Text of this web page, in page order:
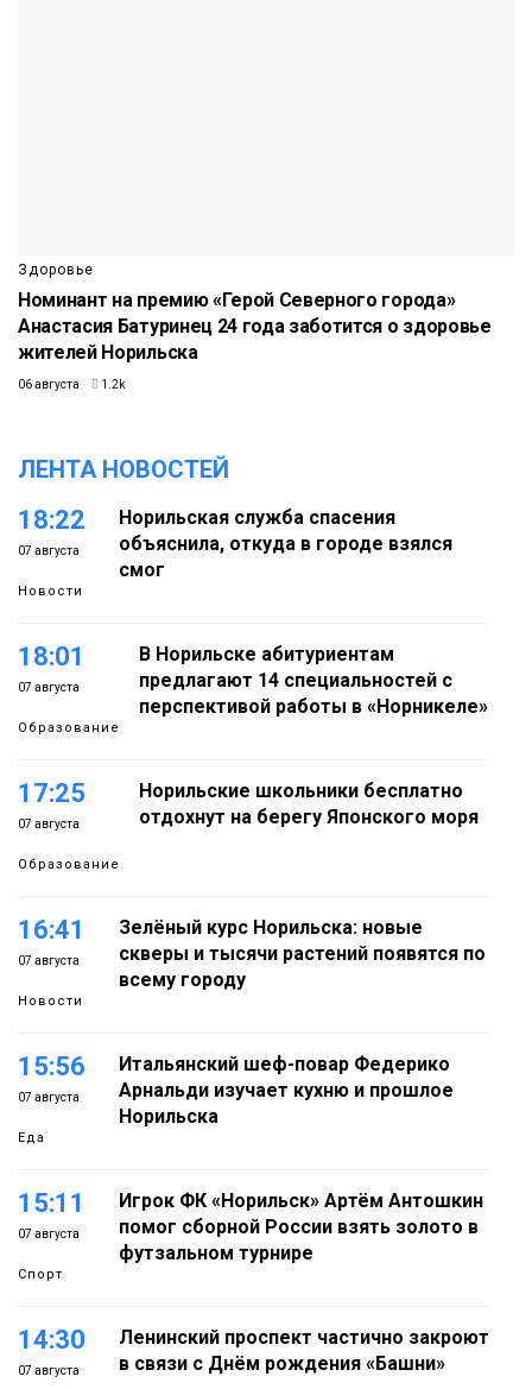
Здоровье
Номинант на премию «Герой Северного города»
Анастасия Батуринец 24 года заботится о здоровье
жителей Норильска
06 августа 1.2k
ЛЕНТА НОВОСТЕЙ
18:22
07 августа
Новости
Норильская служба спасения
объяснила, откуда в городе взялся
смог
18:01
07 августа
Образование
В Норильске абитуриентам
предлагают 14 специальностей с
перспективой работы в «Норникеле»
17:25
07 августа
Образование
Норильские школьники бесплатно
отдохнут на берегу Японского моря
16:41
07 августа
Новости
Зелёный курс Норильска: новые
скверы и тысячи растений появятся по
всему городу
15:56
07 августа
Еда
Итальянский шеф-повар Федерико
Арнальди изучает кухню и прошлое
Норильска
15:11
07 августа
Спорт
Игрок ФК «Норильск» Артём Антошкин
помог сборной России взять золото в
футзальном турнире
14:30
07 августа
Ленинский проспект частично закроют
в связи с Днём рождения «Башни»